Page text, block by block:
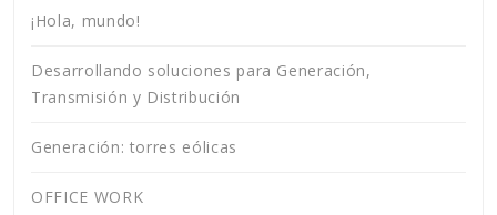
¡Hola, mundo!
Desarrollando soluciones para Generación,
Transmisión y Distribución
Generación: torres eólicas
OFFICE WORK